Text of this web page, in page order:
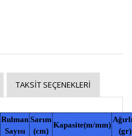
TAKSIT SEÇENEKLERI
Rulman
Sayısı
Sarım
(cm)
Kapasite(m/mm)
(gr)